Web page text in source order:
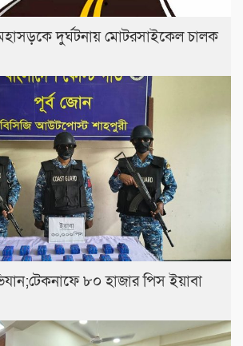
‌দুর্ঘটনায় মোটরসাইকেল চালক
৮০ হাজার পিস ইয়াবা